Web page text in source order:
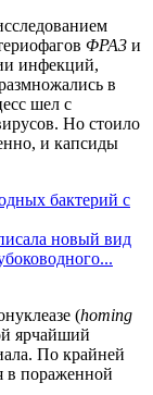
ΦPA3 и
инфекций,
в
шел с
Но стоило
и капсиды
бактерий с
новый вид
(homing
ярчайший
По крайней
в пораженной